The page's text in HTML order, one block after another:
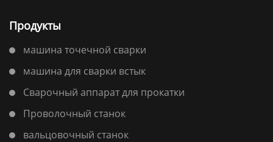
Продукты
машина точечной сварки
машина для сварки встык
Сварочный аппарат для прокатки
Проволочный станок
вальцовочный станок